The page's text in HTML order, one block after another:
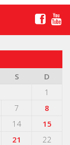
S
D
1
7
8
14
15
21
22